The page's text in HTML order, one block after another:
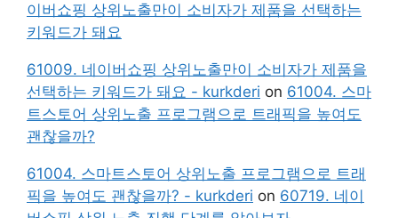
이버쇼핑 상위노출만이 소비자가 제품을 선택하는
키워드가 돼요
61009. 네이버쇼핑 상위노출만이 소비자가 제품을
선택하는 키워드가 돼요 - kurkderi on 61004. 스마
트스토어 상위노출 프로그램으로 트래픽을 높여도
괜찮을까?
61004. 스마트스토어 상위노출 프로그램으로 트래
픽을 높여도 괜찮을까? - kurkderi on 60719. 네이